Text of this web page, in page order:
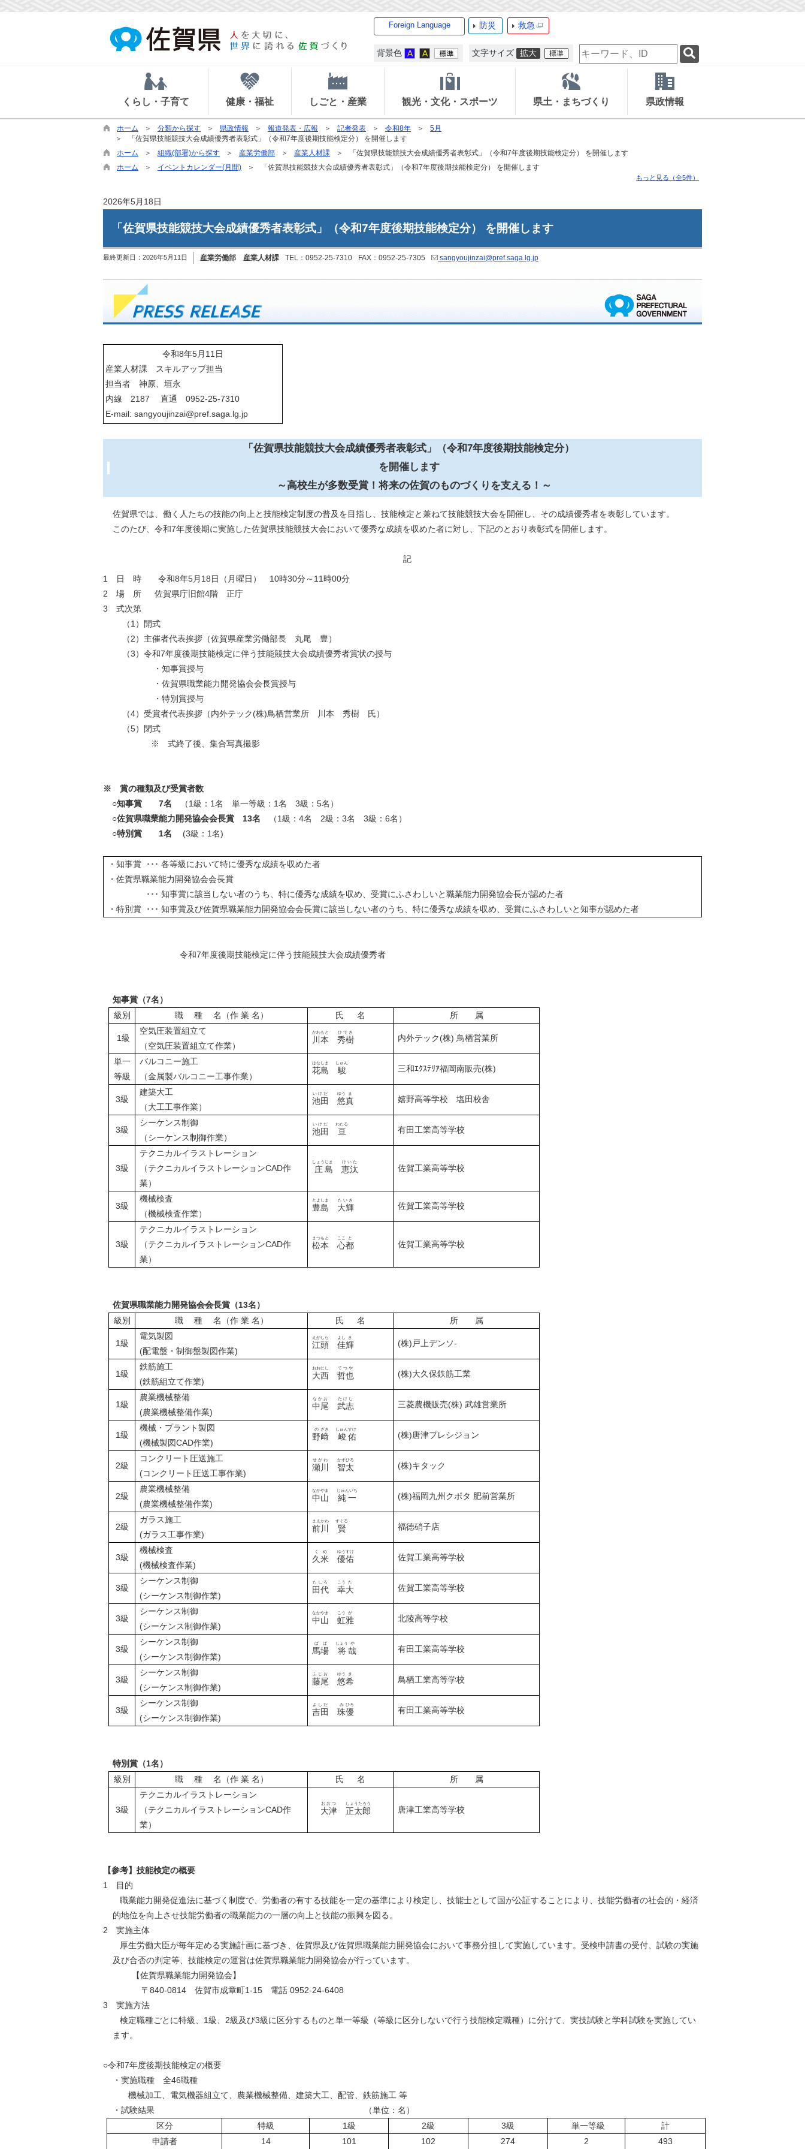
Foreign Language 防災 救急
背景色 文字サイズ
検
索
ー
ー
ド
くらし・子育て 健康・福祉 しごと・産業 観光・文化・スポーツ 県土・まちづくり 県政情報
ホーム 分類から探す 県政情報 報道発表・広報 記者発表 令和8年
5月
「佐賀県技能競技大会成績優秀者表彰式」（令和7年度後期技能検定分） を開催します
ホーム
組織(部署)から探す 産業労働部 産業人材課
「佐賀県技能競技大会成績優秀者表彰式」（令和7年度後期技能検定分） を開催します
ホーム
イベントカレンダー(月間) 「佐賀県技能競技大会成績優秀者表彰式」（令和7年度後期技能検定分） を開催します
もっと見る（全5件）
2026年5月18日
「佐賀県技能競技大会成績優秀者表彰式」（令和7年度後期技能検定分） を開催します
最終更新日： 2026年5月11日 産業労働部 産業人材課 TEL：0952-25-7310 FAX：0952-25-7305 sangyoujinzai@pref.saga.lg.jp
令和8年5月11日
産業人材課 スキルアップ担当
担当者 神原、垣永
内線 2187 直通 0952-25-7310
E-mail: sangyoujinzai@pref.saga.lg.jp
「佐賀県技能競技大会成績優秀者表彰式」（令和7年度後期技能検定分）
を開催します
～高校生が多数受賞！将来の佐賀のものづくりを支える！～
佐賀県では、働く人たちの技能の向上と技能検定制度の普及を目指し、技能検定と兼ねて技能競技大会を開催し、その成績優秀者を表彰しています。
このたび、令和7年度後期に実施した佐賀県技能競技大会において優秀な成績を収めた者に対し、下記のとおり表彰式を開催します。
記
1 日 時 令和8年5月18日（月曜日） 10時30分～11時00分
2 場 所 佐賀県庁旧館4階 正庁
3 式次第
（1）開式
（2）主催者代表挨拶（佐賀県産業労働部長 丸尾 豊）
（3）令和7年度後期技能検定に伴う技能競技大会成績優秀者賞状の授与
・知事賞授与
・佐賀県職業能力開発協会会長賞授与
・特別賞授与
（4）受賞者代表挨拶（内外テック(株)鳥栖営業所 川本 秀樹 氏）
（5）閉式
※ 式終了後、集合写真撮影
※ 賞の種類及び受賞者数
○知事賞 7名
（1級：1名 単一等級：1名 3級：5名）
○佐賀県職業能力開発協会会長賞13名
（1級：4名 2級：3名 3級：6名）
○特別賞 1名 (3級：1名)
・知事賞 ･･･ 各等級において特に優秀な成績を収めた者
・佐賀県職業能力開発協会会長賞
･･･ 知事賞に該当しない者のうち、特に優秀な成績を収め、受賞にふさわしいと職業能力開発協会長が認めた者
・特別賞 ･･･ 知事賞及び佐賀県職業能力開発協会会長賞に該当しない者のうち、特に優秀な成績を収め、受賞にふさわしいと知事が認めた者
令和7年度後期技能検定に伴う技能競技大会成績優秀者
知事賞（7名）
級別
職 種 名（作 業 名） 氏 名 所 属
1級
空気圧装置組立て
（空気圧装置組立て作業）
川本
かわもと
秀樹
ひでき
内外テック(株) 鳥栖営業所
単一
等級
バルコニー施工
（金属製バルコニー工事作業）
花島
はなしま
駿
しゅん
三和ｴｸｽﾃﾘｱ福岡南販売(株)
3級
建築大工
（大工工事作業）
池田
いけだ
悠
ゆう
真
ま
嬉野高等学校 塩田校舎
3級
シーケンス制御
（シーケンス制御作業）
池田
いけだ
亘
わたる
有田工業高等学校
3級
テクニカルイラストレーション
（テクニカルイラストレーションCAD作
業）
庄
しょう
島
じま
恵汰
けいた
佐賀工業高等学校
3級
機械検査
（機械検査作業）
豊島
とよしま
大輝
たいき
佐賀工業高等学校
3級
テクニカルイラストレーション
（テクニカルイラストレーションCAD作
業）
松本
まつもと
心
ここ
都
と
佐賀工業高等学校
佐賀県職業能力開発協会会長賞 （13名）
級別
職 種 名（作 業 名） 氏 名 所 属
1級
電気製図
(配電盤・制御盤製図作業)
江頭
えがしら
佳
よし
輝
き
(株)戸上デンソ-
1級
鉄筋施工
(鉄筋組立て作業)
大西
おおにし
哲也
てつや
(株)大久保鉄筋工業
1級
農業機械整備
(農業機械整備作業)
中尾
なかお
武志
たけし
三菱農機販売(株) 武雄営業所
1級
機械・プラント製図
(機械製図CAD作業)
野
の
﨑
ざき
峻
しゅん
佑
すけ
(株)唐津プレシジョン
2級
コンクリート圧送施工
(コンクリート圧送工事作業)
瀬川
せがわ
智
かず
太
ひろ
(株)キタック
2級
農業機械整備
(農業機械整備作業)
中山
なかやま
純一
じゅんいち
(株)福岡九州クボタ 肥前営業所
2級
ガラス施工
(ガラス工事作業)
前川
まえかわ
賢
すぐる
福徳硝子店
3級
機械検査
(機械検査作業)
久米
くめ
優
ゆう
佑
すけ
佐賀工業高等学校
3級
シーケンス制御
(シーケンス制御作業)
田代
たしろ
幸
こう
大
た
佐賀工業高等学校
3級
シーケンス制御
(シーケンス制御作業)
中山
なかやま
虹
こう
雅
が
北陵高等学校
3級
シーケンス制御
(シーケンス制御作業)
馬場
ばば
将
しょう
哉
や
有田工業高等学校
3級
シーケンス制御
(シーケンス制御作業)
藤尾
ふじお
悠
ゆう
希
き
鳥栖工業高等学校
3級
シーケンス制御
(シーケンス制御作業)
吉田
よしだ
珠
み
優
ひろ
有田工業高等学校
特別賞（1名）
級別
職 種 名（作 業 名） 氏 名 所 属
3級
テクニカルイラストレーション
（テクニカルイラストレーションCAD作
業）
大津
おおつ
正太郎
しょうたろう
唐津工業高等学校
【参考】技能検定の概要
1 目的
職業能力開発促進法に基づく制度で、労働者の有する技能を一定の基準により検定し、技能士として国が公証することにより、技能労働者の社会的・経済
的地位を向上させ技能労働者の職業能力の一層の向上と技能の振興を図る。
2 実施主体
厚生労働大臣が毎年定める実施計画に基づき、佐賀県及び佐賀県職業能力開発協会において事務分担して実施しています。受検申請書の受付、試験の実施
及び合否の判定等、技能検定の運営は佐賀県職業能力開発協会が行っています。
【佐賀県職業能力開発協会】
〒840-0814 佐賀市成章町1-15 電話 0952-24-6408
3 実施方法
検定職種ごとに特級、1級、2級及び3級に区分するものと単一等級（等級に区分しないで行う技能検定職種）に分けて、実技試験と学科試験を実施してい
ます。
○令和7年度後期技能検定の概要
・実施職種 全46職種
機械加工、電気機器組立て、農業機械整備、建築大工、配管、鉄筋施工 等
・試験結果 （単位：名）
区分
特級 1級 2級 3級 単一等級
計
申請者
14 101 102 274 2 493